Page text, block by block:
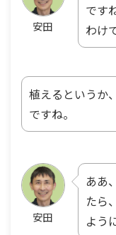
安田
です
わけ
植えるというか
ですね。
安田
ああ
たら
よう